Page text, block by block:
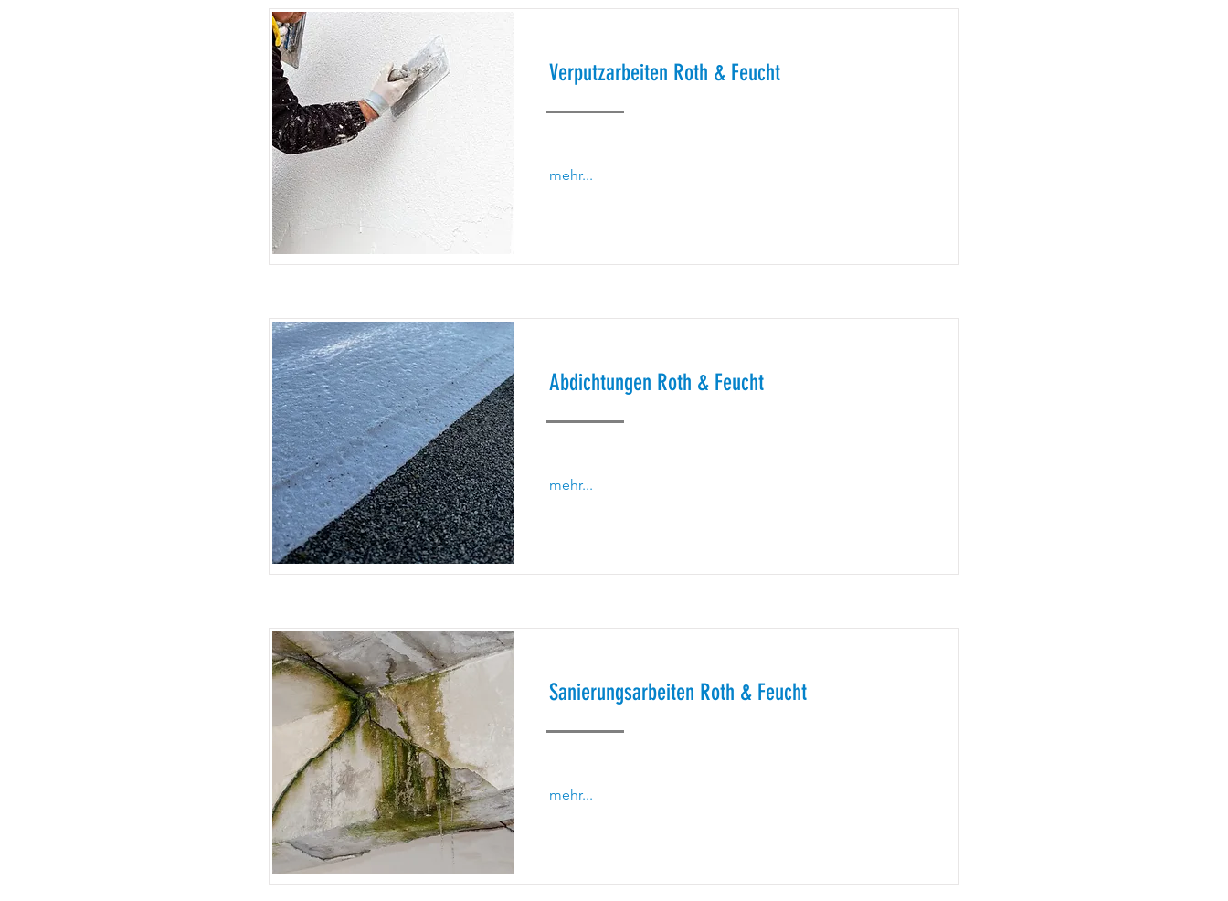
Verputzarbeiten Roth & Feucht
mehr...
Abdichtungen Roth & Feucht
mehr...
Sanierungsarbeiten Roth & Feucht
mehr...